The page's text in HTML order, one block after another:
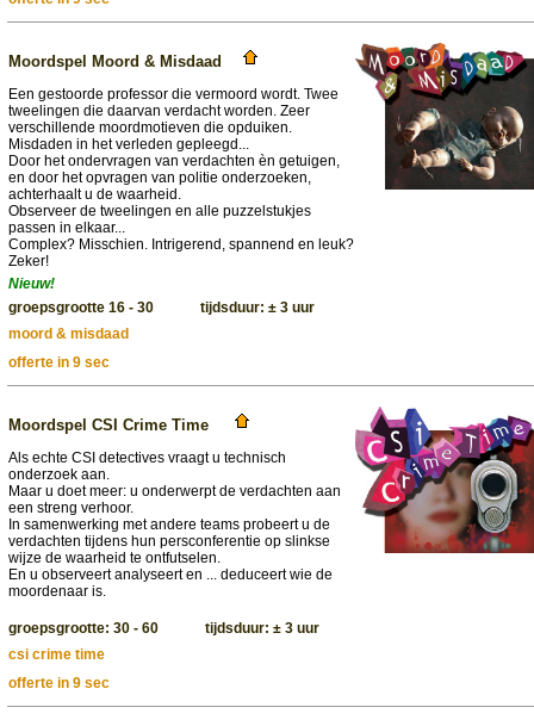
Moordspel Moord & Misdaad
Een gestoorde professor die vermoord wordt. Twee
tweelingen die daarvan verdacht worden. Zeer
verschillende moordmotieven die opduiken.
Misdaden in het verleden gepleegd...
Door het ondervragen van verdachten èn getuigen,
en door het opvragen van politie onderzoeken,
achterhaalt u de waarheid.
Observeer de tweelingen en alle puzzelstukjes
passen in elkaar...
Complex? Misschien. Intrigerend, spannend en leuk?
Zeker!
Nieuw!
groepsgrootte 16 - 30 tijdsduur: ± 3 uur
moord & misdaad
offerte in 9 sec
Moordspel CSI Crime Time
Als echte CSI detectives vraagt u technisch
onderzoek aan.
Maar u doet meer: u onderwerpt de verdachten aan
een streng verhoor.
In samenwerking met andere teams probeert u de
verdachten tijdens hun persconferentie op slinkse
wijze de waarheid te ontfutselen.
En u observeert analyseert en ... deduceert wie de
moordenaar is.
groepsgrootte: 30 - 60 tijdsduur: ± 3 uur
csi crime time
offerte in 9 sec